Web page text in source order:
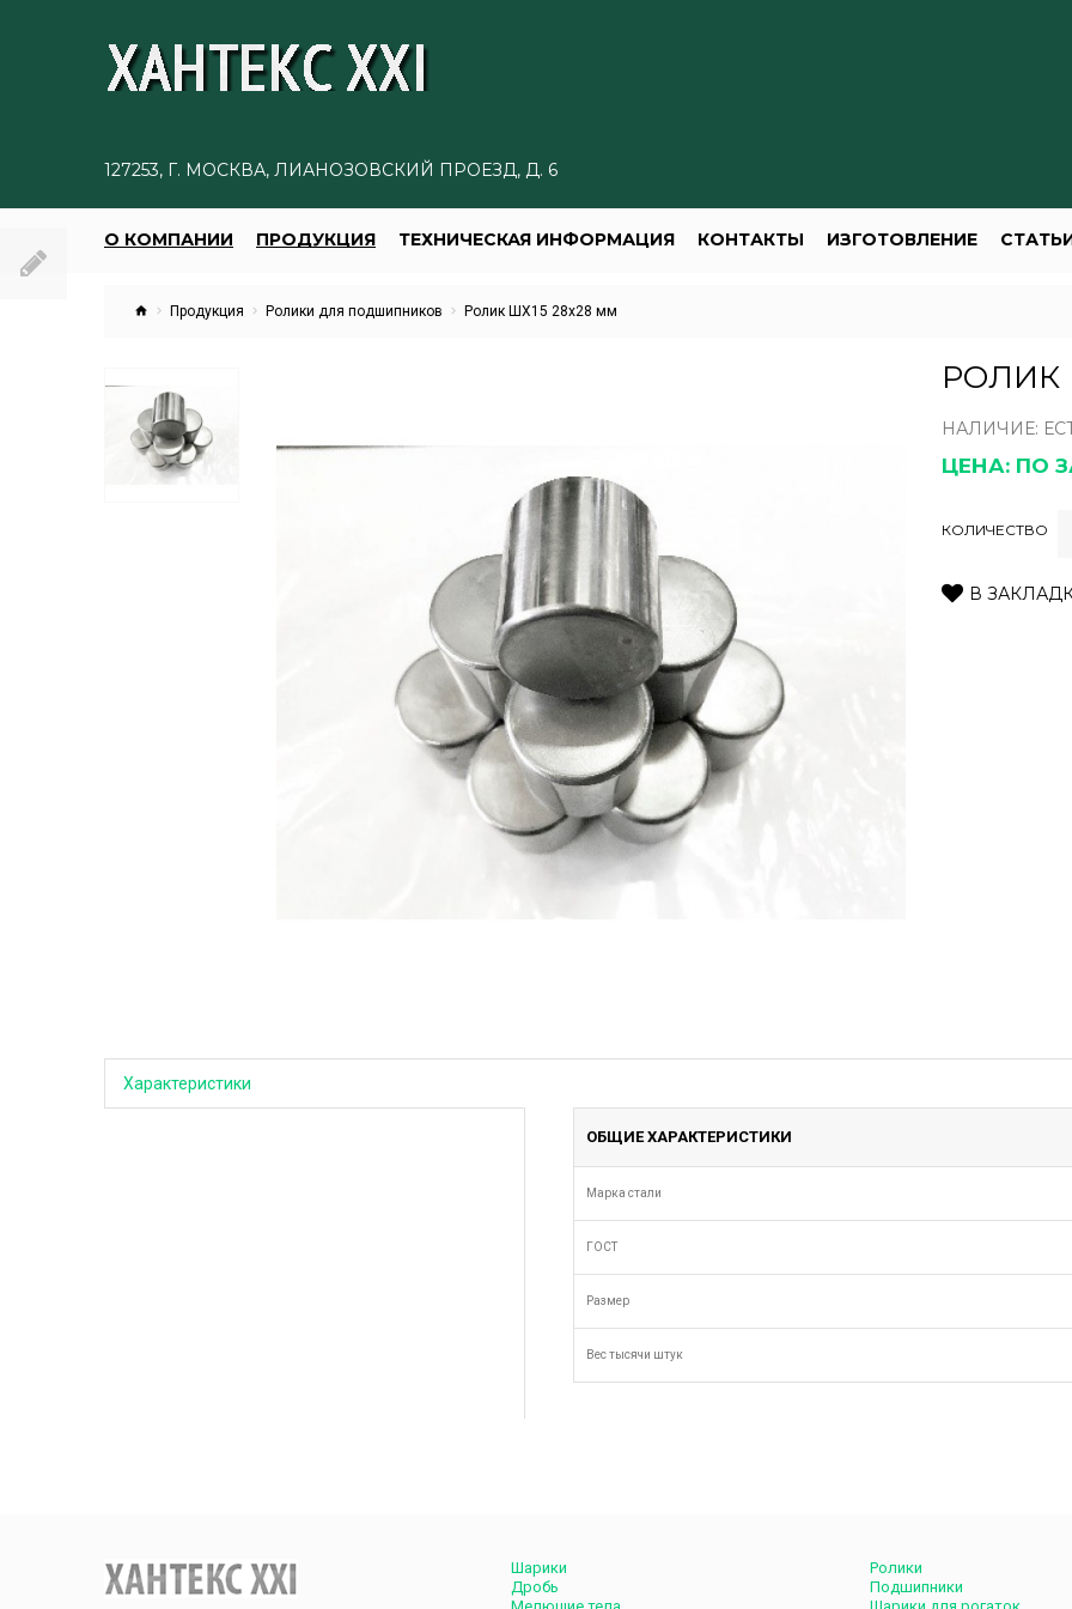
127253, Г. МОСКВА, ЛИАНОЗОВСКИЙ ПРОЕЗД, Д. 6
О КОМПАНИИ ПРОДУКЦИЯ ТЕХНИЧЕСКАЯ ИНФОРМАЦИЯ КОНТАКТЫ ИЗГОТОВЛЕНИЕ
Продукция Ролики для подшипников Ролик ШХ15 28х28 мм
РОЛИК
НАЛИЧИЕ:
ЦЕНА: ПО
КОЛИЧЕСТВО
В
Характеристики
ОБЩИЕ ХАРАКТЕРИСТИКИ
Марка стали
ГОСТ
Размер
Вес тысячи штук
Шарики
Дробь
Мелющие тела
Ролики
Подшипники
Шарики для рогаток